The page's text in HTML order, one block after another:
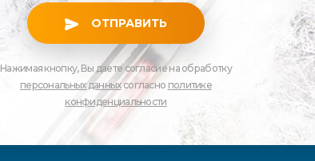
ОТПРАВИТЬ
Нажимая кнопку, Вы даете согласие на обработку
персональных данныхсогласно политике
конфиденциальности